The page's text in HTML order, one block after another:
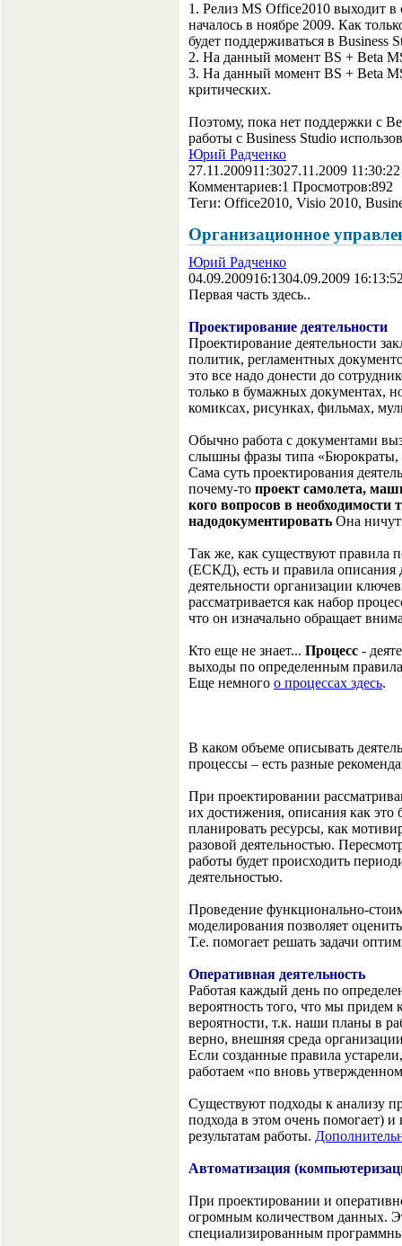
1. Релиз MS Office2010 выходит в
началось в ноябре 2009. Как
будет поддерживаться в Business
2. На данный момент BS + Beta
3. На данный момент BS + Beta
критических.
Поэтому, пока нет поддержки с
работы с Business Studio
Юрий Радченко
27.11.200911:3027.11.2009 11:30:22
Комментариев:1 Просмотров:892
Теги: Office2010, Visio 2010,
Организационное
Юрий Радченко
04.09.200916:1304.09.2009
Первая часть здесь..
Проектирование деятельности
Проектирование деятельности
политик, регламентных
это все надо донести до
только в бумажных документах,
комиксах, рисунках, фильмах,
Обычно работа с документами
слышны фразы типа «Бюрократы,
Сама суть проектирования
почему-то проект самолета,
кого вопросов в необходимости
надодокументировать Она
Так же, как существуют правила
(ЕСКД), есть и правила описания
деятельности организации
рассматривается как набор
что он изначально обращает
Кто еще не знает... Процесс -
выходы по определенным
Еще немного о процессах здесь.
В каком объеме описывать
процессы – есть разные
При проектировании
их достижения, описания как это
планировать ресурсы, как
разовой деятельностью.
работы будет происходить
деятельностью.
Проведение функционально-
моделирования позволяет
Т.е. помогает решать задачи
Оперативная деятельность
Работая каждый день по
вероятность того, что мы
вероятности, т.к. наши планы в
верно, внешняя среда
Если созданные правила
работаем «по вновь
Существуют подходы к анализу
подхода в этом очень помогает)
результатам работы.
Автоматизация
При проектировании и
огромным количеством данных.
специализированным